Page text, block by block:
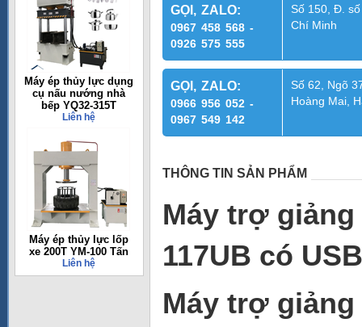
Máy ép thủy lực dụng
cụ nấu nướng nhà
bếp YQ32-315T
Liên hệ
Máy ép thủy lực lốp
xe 200T YM-100 Tấn
Liên hệ
GỌI, ZALO:
0967 458 568 -
0926 575 555
Số 150, Đ.
Chí Minh
GỌI, ZALO:
0966 956 052 -
0967 549 142
Số 62, Ngõ
Hoàng Mai,
THÔNG TIN SẢN PHẨM
Máy trợ
117UB có USB
Máy trợ